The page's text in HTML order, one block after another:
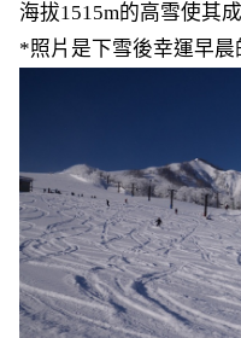
海拔1515m的高雪使其
*照片是下雪後幸運早晨